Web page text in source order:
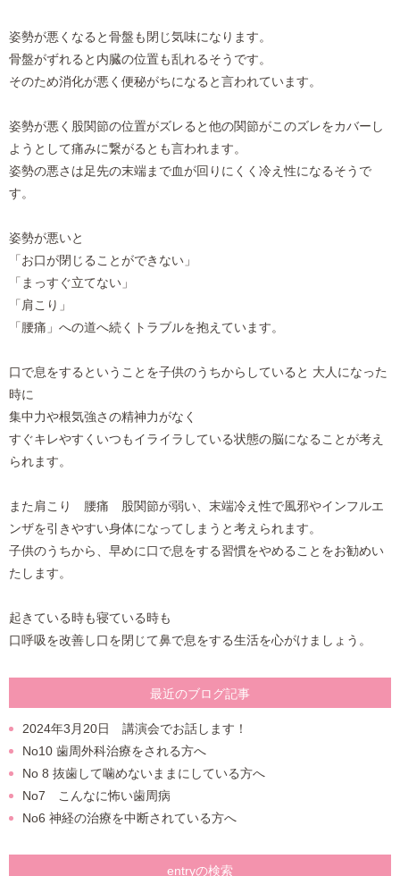
姿勢が悪くなると骨盤も閉じ気味になります。
骨盤がずれると内臓の位置も乱れるそうです。
そのため消化が悪く便秘がちになると言われています。
姿勢が悪く股関節の位置がズレると他の関節がこのズレをカバーし
ようとして痛みに繋がるとも言われます。
姿勢の悪さは足先の末端まで血が回りにくく冷え性になるそうで
す。
姿勢が悪いと
「お口が閉じることができない」
「まっすぐ立てない」
「肩こり」
「腰痛」への道へ続くトラブルを抱えています。
口で息をするということを子供のうちからしていると 大人になった
時に
集中力や根気強さの精神力がなく
すぐキレやすくいつもイライラしている状態の脳になることが考え
られます。
また肩こり 腰痛 股関節が弱い、末端冷え性で風邪やインフルエ
ンザを引きやすい身体になってしまうと考えられます。
子供のうちから、早めに口で息をする習慣をやめることをお勧めい
たします。
起きている時も寝ている時も
口呼吸を改善し口を閉じて鼻で息をする生活を心がけましょう。
最近のブログ記事
2024年3月20日 講演会でお話します！
No10 歯周外科治療をされる方へ
No 8 抜歯して噛めないままにしている方へ
No7 こんなに怖い歯周病
No6 神経の治療を中断されている方へ
entryの検索